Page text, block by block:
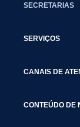
SECRETARIAS
SERVIÇOS
CANAIS DE
CONTEÚDO DE